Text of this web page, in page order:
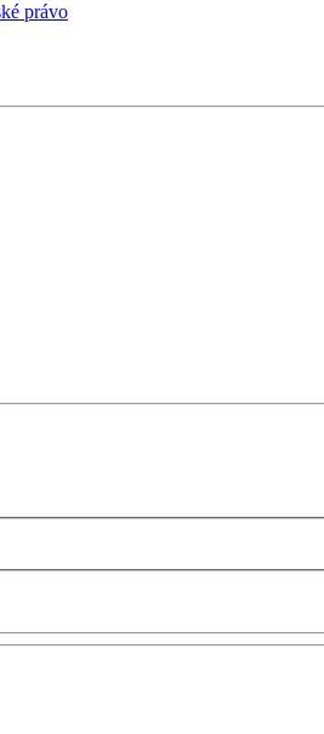
právo